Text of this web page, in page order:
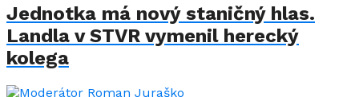
Jednotka má nový staničný hlas.
Landla v STVR vymenil herecký
kolega